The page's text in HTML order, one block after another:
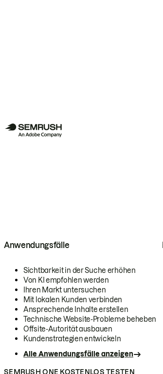
Anwendungsfälle
Sichtbarkeit in der Suche erhöhen
Von KI empfohlen werden
Ihren Markt untersuchen
Mit lokalen Kunden verbinden
Ansprechende Inhalte erstellen
Technische Website-Probleme beheben
Offsite-Autorität ausbauen
Kundenstrategien entwickeln
Alle Anwendungsfälle anzeigen
SEMRUSH ONE KOSTENLOS TESTEN